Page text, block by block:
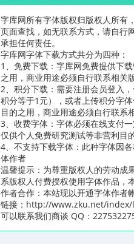
字库网所有字体版权归版权人所有
页面查找，如无联系方式，请自行
承担任何责任。
字库网字体下载方式共分为四种：
1、免费下载：字库网免费提供下
之用，商业用途必须自行联系相关
2、积分下载：需要注册会员登入
积分等于1元），或者上传积分字
目的之用，商业用途必须自行联系
3、收费字体：字体必须在线支付
仅供个人免费研究测试等非营利目
4、不支持下载字体：此种字体因
体作者
温馨提示：为尊重版权人的劳动成
系版权人付费授权使用字体作品，
作者合作：本站现以开通字体作者
链接：http://www.zku.net/index/
可以联系我们商谈 QQ：